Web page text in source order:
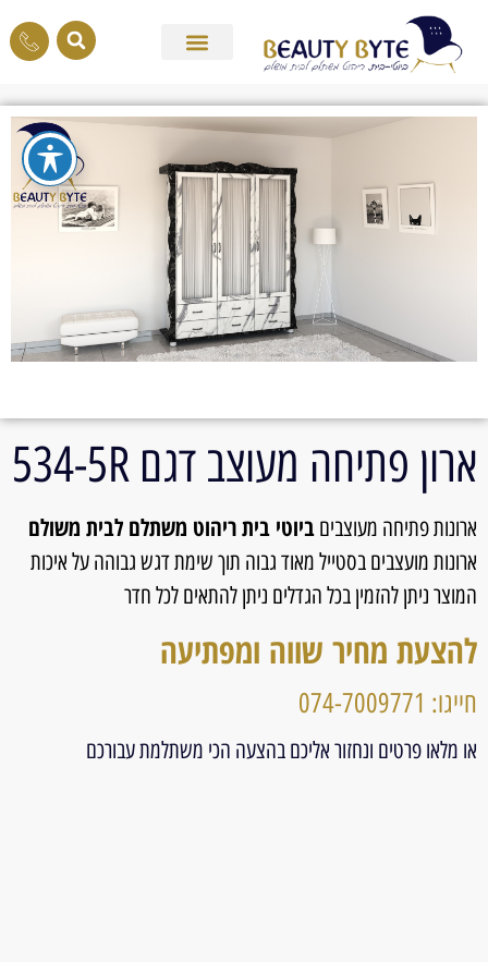
ארון פתיחה מעוצב דגם 534-5R
ארונות פתיחה מעוצבים ביוטי בית ריהוט משתלם לבית משולם
ארונות מועצבים בסטייל מאוד גבוה תוך שימת דגש גבוהה על איכות
המוצר ניתן להזמין בכל הגדלים ניתן להתאים לכל חדר
להצעת מחיר שווה ומפתיעה
חייגו: 074-7009771
או מלאו פרטים ונחזור אליכם בהצעה הכי משתלמת עבורכם